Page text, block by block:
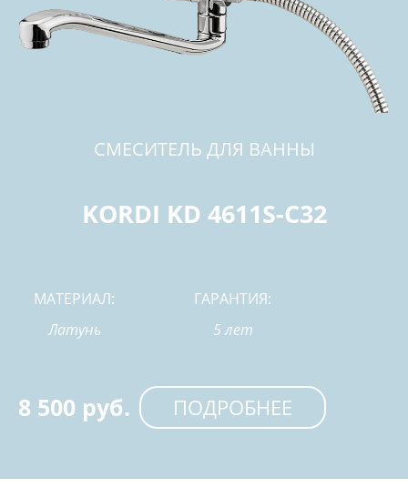
СМЕСИТЕЛЬ ДЛЯ ВАННЫ
KORDI KD 4611S-C32
МАТЕРИАЛ:
ГАРАНТИЯ:
Латунь
5 лет
8 500 руб. ПОДРОБНЕЕ